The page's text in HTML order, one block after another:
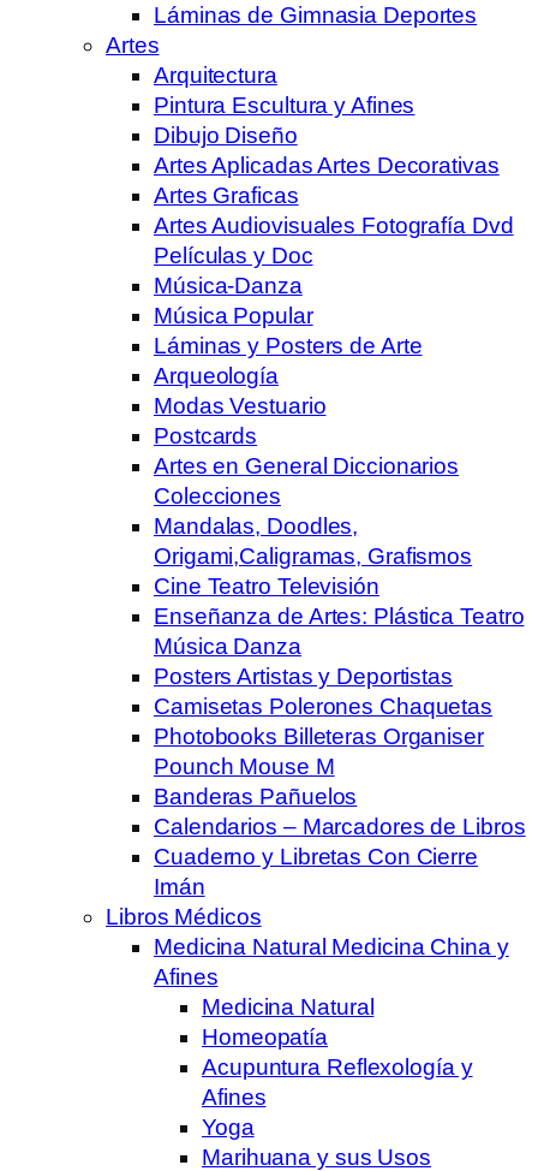
Láminas de Gimnasia Deportes
Artes
Arquitectura
Pintura Escultura y Afines
Dibujo Diseño
Artes Aplicadas Artes Decorativas
Artes Graficas
Artes Audiovisuales Fotografía Dvd
Películas y Doc
Música-Danza
Música Popular
Láminas y Posters de Arte
Arqueología
Modas Vestuario
Postcards
Artes en General Diccionarios
Colecciones
Mandalas, Doodles,
Origami,Caligramas, Grafismos
Cine Teatro Televisión
Enseñanza de Artes: Plástica Teatro
Música Danza
Posters Artistas y Deportistas
Camisetas Polerones Chaquetas
Photobooks Billeteras Organiser
Pounch Mouse M
Banderas Pañuelos
Calendarios – Marcadores de Libros
Cuaderno y Libretas Con Cierre
Imán
Libros Médicos
Medicina Natural Medicina China y
Afines
Medicina Natural
Homeopatía
Acupuntura Reflexología y
Afines
Yoga
Marihuana y sus Usos